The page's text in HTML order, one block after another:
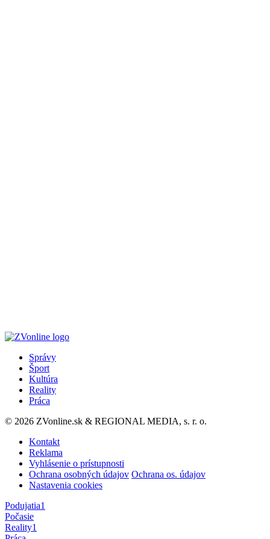
Správy
Šport
Kultúra
Reality
Práca
© 2026 ZVonline.sk & REGIONAL MEDIA, s. r. o.
Kontakt
Reklama
Vyhlásenie o prístupnosti
Ochrana osobných údajov Ochrana os. údajov
Nastavenia cookies
Podujatia1
Počasie
Reality1